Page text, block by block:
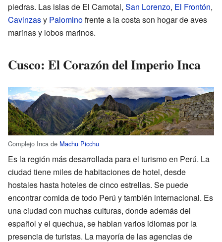
piedras. Las islas de El Camotal, San Lorenzo, El Frontón,
Cavinzasy Palominofrente a la costa son hogar de aves
marinas y lobos marinos.
Cusco: El Corazón del Imperio Inca
Complejo Inca de Machu Picchu
Es la región más desarrollada para el turismo en Perú. La
ciudad tiene miles de habitaciones de hotel, desde
hostales hasta hoteles de cinco estrellas. Se puede
encontrar comida de todo Perú y también internacional. Es
una ciudad con muchas culturas, donde además del
español y el quechua, se hablan varios idiomas por la
presencia de turistas. La mayoría de las agencias de